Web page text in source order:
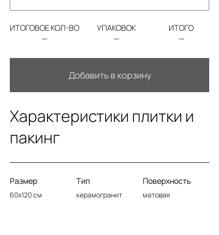
ИТОГОВОЕ КОЛ-ВО
—
УПАКОВОК
—
ИТОГО
—
Добавить в корзину
Характеристики плитки и
пакинг
Размер
60x120 см
Тип
керамогранит
Поверхность
матовая